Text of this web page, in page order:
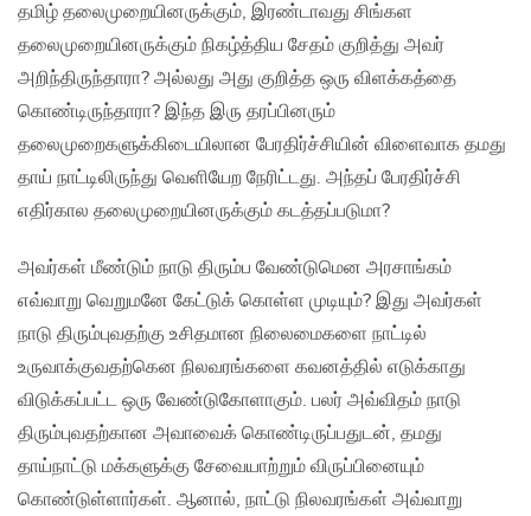
தமிழ் தலைமுறையினருக்கும், இரண்டாவது சிங்கள
தலைமுறையினருக்கும் நிகழ்த்திய சேதம் குறித்து அவர்
அறிந்திருந்தாரா? அல்லது அது குறித்த ஒரு விளக்கத்தை
கொண்டிருந்தாரா? இந்த இரு தரப்பினரும்
தலைமுறைகளுக்கிடையிலான பேரதிர்ச்சியின் விளைவாக தமது
தாய் நாட்டிலிருந்து வெளியேற நேரிட்டது. அந்தப் பேரதிர்ச்சி
எதிர்கால தலைமுறையினருக்கும் கடத்தப்படுமா?
அவர்கள் மீண்டும் நாடு திரும்ப வேண்டுமென அரசாங்கம்
எவ்வாறு வெறுமனே கேட்டுக் கொள்ள முடியும்? இது அவர்கள்
நாடு திரும்புவதற்கு உசிதமான நிலைமைகளை நாட்டில்
உருவாக்குவதற்கென நிலவரங்களை கவனத்தில் எடுக்காது
விடுக்கப்பட்ட ஒரு வேண்டுகோளாகும். பலர் அவ்விதம் நாடு
திரும்புவதற்கான அவாவைக் கொண்டிருப்பதுடன், தமது
தாய்நாட்டு மக்களுக்கு சேவையாற்றும் விருப்பினையும்
கொண்டுள்ளார்கள். ஆனால், நாட்டு நிலவரங்கள் அவ்வாறு